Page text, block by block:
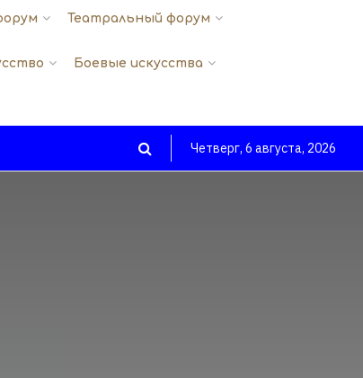
Театральный форум
Боевые искусства
Четверг, 6 августа, 2026